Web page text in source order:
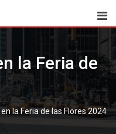
la Feria de
la Feria de las Flores 2024